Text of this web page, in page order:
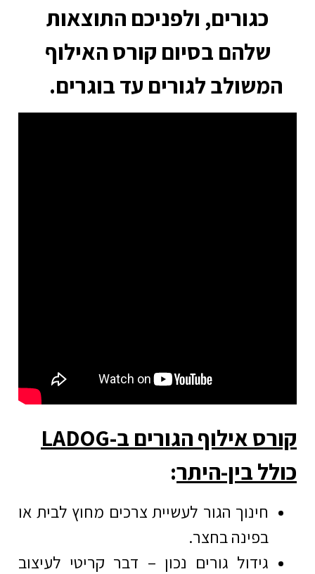
כגורים, ולפניכם התוצאות
שלהם בסיום קורס האילוף
לגורים עד בוגרים.
קורס אילוף הגורים ב-LADOG
בין-היתר:
חינוך הגור לעשיית צרכים מחוץ לבית או
בפינה בחצר.
גידול גורים נכון – דבר קריטי לעיצוב